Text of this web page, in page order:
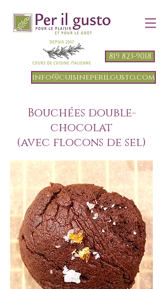
819 823-9018
info@cuisineperilgusto.com
Bouchées double-
chocolat
(avec flocons de sel)